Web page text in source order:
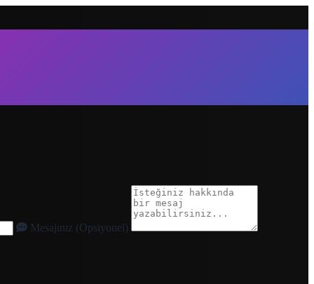
Mesajınız (Opsiyonel)